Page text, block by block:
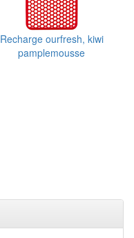
Recharge ourfresh, kiwi
pamplemousse